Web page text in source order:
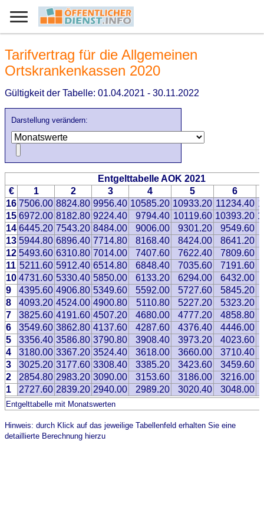
Darstellung verändern:
Tarifvertrag für die Allgemeinen
Ortskrankenkassen 2020
Gültigkeit der Tabelle: 01.04.2021 - 30.11.2022
Entgelttabelle AOK 2021
€
1 2 3 4 5
6
16 7506.00 8824.80 9956.40 10585.20 10933.20 11234.40
15 6972.00 8182.80 9224.40 9794.40 10119.60 10393.20
14 6445.20 7543.20 8484.00 9006.00 9301.20 9549.60
13 5944.80 6896.40 7714.80 8168.40 8424.00 8641.20
12 5493.60 6310.80 7014.00 7407.60 7622.40 7809.60
11 5211.60 5912.40 6514.80 6848.40 7035.60 7191.60
10 4731.60 5330.40 5850.00 6133.20 6294.00 6432.00
9
4395.60 4906.80 5349.60 5592.00 5727.60 5845.20
8
4093.20 4524.00 4900.80 5110.80 5227.20 5323.20
7
3825.60 4191.60 4507.20 4680.00 4777.20 4858.80
6
3549.60 3862.80 4137.60 4287.60 4376.40 4446.00
5
3356.40 3586.80 3790.80 3908.40 3973.20 4023.60
4
3180.00 3367.20 3524.40 3618.00 3660.00 3710.40
3
3025.20 3177.60 3308.40 3385.20 3423.60 3459.60
2
2854.80 2983.20 3090.00 3153.60 3186.00 3216.00
1
2727.60 2839.20 2940.00 2989.20 3020.40 3048.00
Entgelttabelle mit Monatswerten
Hinweis: durch Klick auf das jeweilige Tabellenfeld erhalten Sie eine
detaillierte Berechnung hierzu